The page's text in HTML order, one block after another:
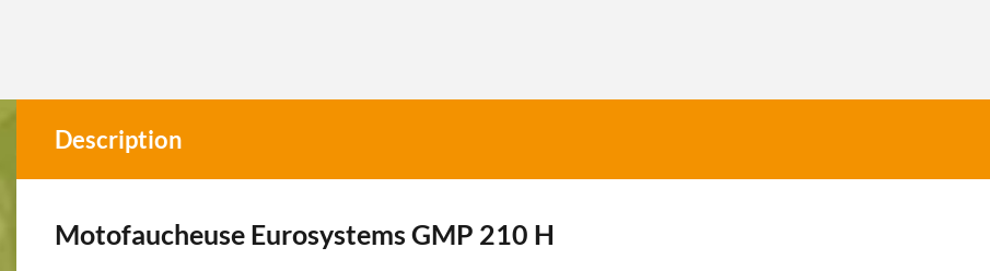
Description
Motofaucheuse Eurosystems GMP 210 H